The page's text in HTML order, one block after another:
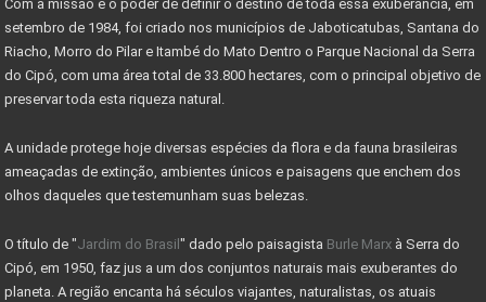
COMO DECLARAR IMÓVEIS NO IMPOSTO DE RENDA
MINISTÉRIO DO TURISMO INVESTE 955 MIL NO PARNACIPÓ
OBRAS DE MELHORIAS DO PARQUE NACIONAL DO CIPÓ
IMÓVEL COM EXCLUSIVIDADE - VENDA RÁPIDO
IMÓVEI
CASAS PRÉ-FABRICADAS MAIS BARATAS E RÁPIDAS
Valor máximo imóvel pago FGTS sobe para R$ 750000
Com a missão e o poder de definir o destino de toda essa exuberância, em
setembro de 1984, foi criado nos municípios de Jaboticatubas, Santana do
Riacho, Morro do Pilar e Itambé do Mato Dentro o Parque Nacional da Serra
do Cipó, com uma área total de 33.800 hectares, com o principal objetivo de
preservar toda esta riqueza natural.
A unidade protege hoje diversas espécies da flora e da fauna brasileiras
ameaçadas de extinção, ambientes únicos e paisagens que enchem dos
olhos daqueles que testemunham suas belezas.
O título de "Jardim do Brasil " dado pelo paisagista Burle Marx à Serra do
Cipó, em 1950, faz jus a um dos conjuntos naturais mais exuberantes do
planeta. A região encanta há séculos viajantes, naturalistas, os atuais